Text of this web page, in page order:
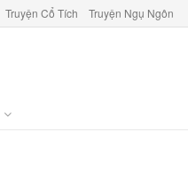
Truyện Cổ Tích Truyện Ngụ Ngôn